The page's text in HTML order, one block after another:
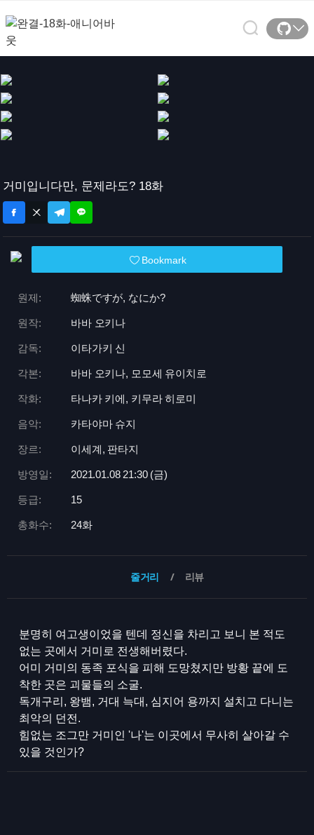
거미입니다만, 문제라도? 18화
Bookmark
원제: 蜘蛛ですが, なにか?
원작: 바바 오키나
감독: 이타가키 신
각본: 바바 오키나, 모모세 유이치로
작화: 타나카 키에, 키무라 히로미
음악: 카타야마 슈지
장르: 이세계, 판타지
방영일: 2021.01.08 21:30 (금)
등급: 15
총화수: 24화
줄거리 리뷰
분명히 여고생이었을 텐데 정신을 차리고 보니 본 적도
없는 곳에서 거미로 전생해버렸다.
어미 거미의 동족 포식을 피해 도망쳤지만 방황 끝에 도
착한 곳은 괴물들의 소굴.
독개구리, 왕뱀, 거대 늑대, 심지어 용까지 설치고 다니는
최악의 던전.
힘없는 조그만 거미인 '나'는 이곳에서 무사히 살아갈 수
있을 것인가?